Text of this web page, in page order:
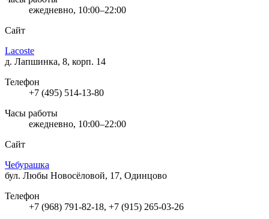
ежедневно, 10:00–22:00
Сайт
Lacoste
д. Лапшинка, 8, корп. 14
Телефон
+7 (495) 514-13-80
Часы работы
ежедневно, 10:00–22:00
Сайт
Чебурашка
бул. Любы Новосёловой, 17, Одинцово
Телефон
+7 (968) 791-82-18, +7 (915) 265-03-26